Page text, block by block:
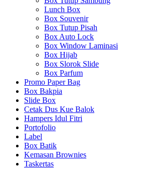
Lunch Box
Box Souvenir
Box Tutup Pisah
Box Auto Lock
Box Window Laminasi
Box Hijab
Box Slorok Slide
Box Parfum
Promo Paper Bag
Box Bakpia
Slide Box
Cetak Dus Kue Balok
Hampers Idul Fitri
Portofolio
Label
Box Batik
Kemasan Brownies
Taskertas